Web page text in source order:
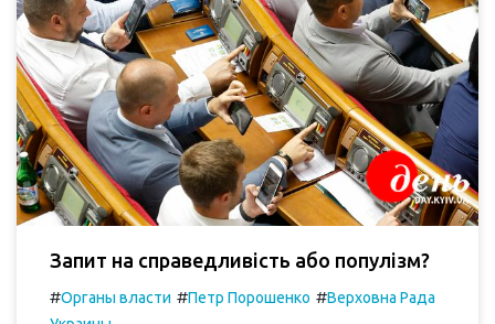
Запит на справедливість або популізм?
#Органы власти #Петр Порошенко #Верховна Рада